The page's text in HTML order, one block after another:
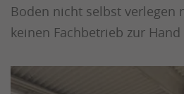
Boden nicht selbst verlegen
keinen Fachbetrieb zur Hand